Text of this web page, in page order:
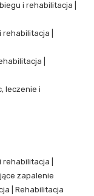
i rehabilitacja |
|
|
leczenie i
|
zapalenie
| Rehabilitacja